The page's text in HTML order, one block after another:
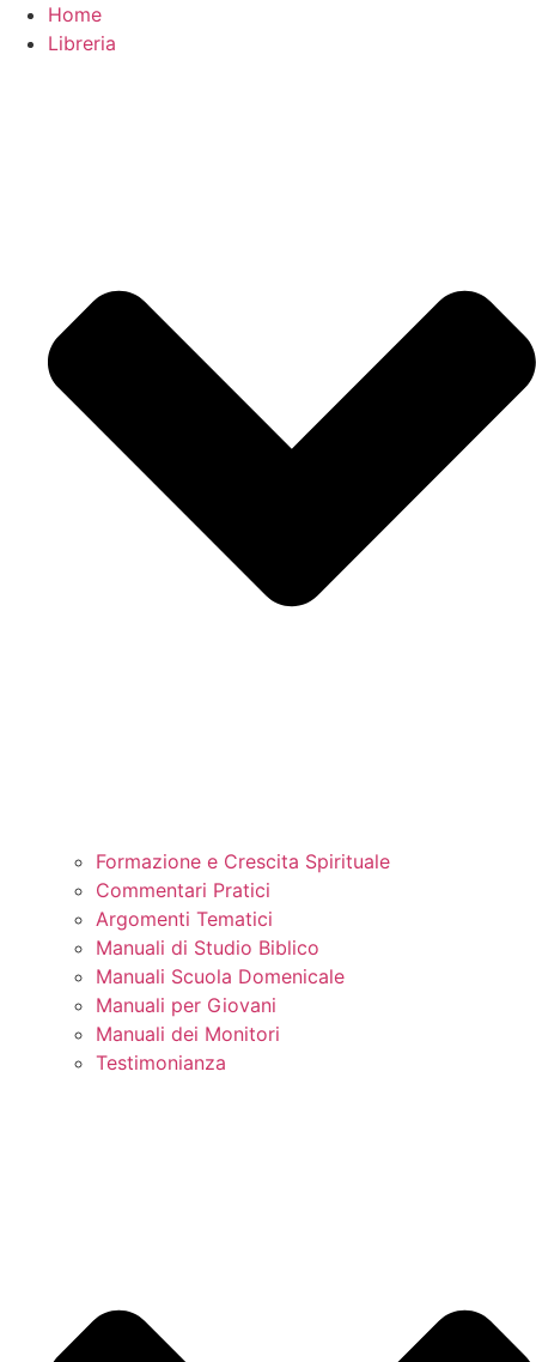
Home
Libreria
Formazione e Crescita Spirituale
Commentari Pratici
Argomenti Tematici
Manuali di Studio Biblico
Manuali Scuola Domenicale
Manuali per Giovani
Manuali dei Monitori
Testimonianza